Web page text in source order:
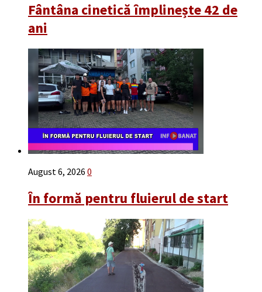
Fântâna cinetică împlinește 42 de
ani
August 6, 2026 0
În formă pentru fluierul de start